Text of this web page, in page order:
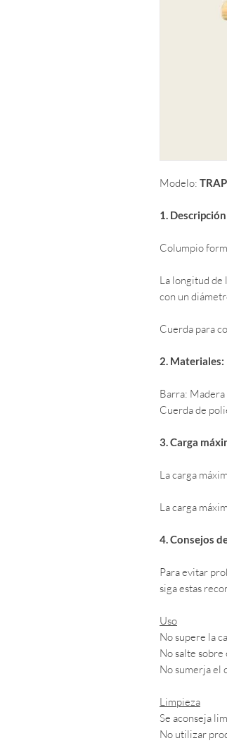
Modelo:
1.
Columpio
La longitud de
con un
Cuerda para
2. Materiales:
Barra:
Cuerda de
3. Carga
La carga
La carga
4. Consejos
Para evitar
siga estas
Uso
No supere la
No salte
No sumerja el
Limpieza
Se aconseja
No utilizar